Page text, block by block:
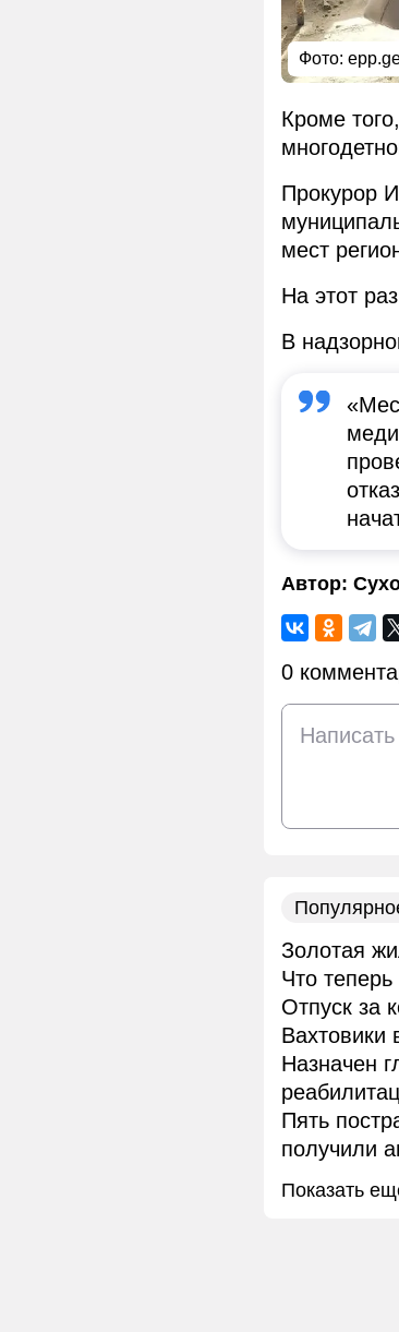
Фото:
Кроме
Прокурор
мест
На этот
В
Автор:
0
Золотая
Что
Отпуск за
Вахтовики
Назначен
Пять
получили
Показать